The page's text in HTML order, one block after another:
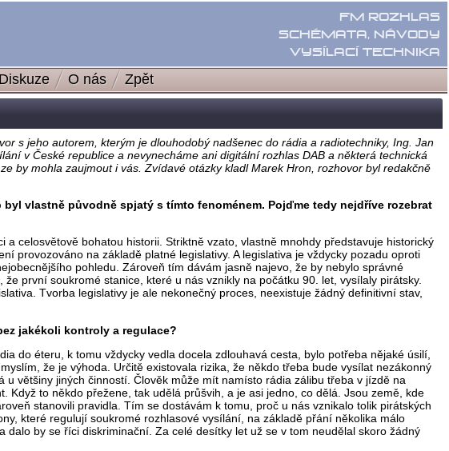
Diskuze O nás Zpět
s jeho autorem, kterým je dlouhodobý nadšenec do rádia a radiotechniky, Ing. Jan
v České republice a nevynecháme ani digitální rozhlas DAB a některá technická
by mohla zaujmout i vás. Zvídavé otázky kladl Marek Hron, rozhovor byl redakčně
vlastně původně spjatý s tímto fenoménem. Pojďme tedy nejdříve rozebrat
celosvětově bohatou historii. Striktně vzato, vlastně mnohdy představuje historický
provozováno na základě platné legislativy. A legislativa je vždycky pozadu oproti
pohledu. Zároveň tím dávám jasně najevo, že by nebylo správné
první soukromé stanice, které u nás vznikly na počátku 90. let, vysílaly pirátsky.
Tvorba legislativy je ale nekonečný proces, neexistuje žádný definitivní stav,
jakékoli kontroly a regulace?
do éteru, k tomu vždycky vedla docela zdlouhavá cesta, bylo potřeba nějaké úsilí,
že je výhoda. Určitě existovala rizika, že někdo třeba bude vysílat nezákonný
většiny jiných činností. Člověk může mít namísto rádia zálibu třeba v jízdě na
to někdo přežene, tak udělá průšvih, a je asi jedno, co dělá. Jsou země, kde
stanovili pravidla. Tím se dostávám k tomu, proč u nás vznikalo tolik pirátských
které regulují soukromé rozhlasové vysílání, na základě přání několika málo
by se říci diskriminační. Za celé desítky let už se v tom neudělal skoro žádný